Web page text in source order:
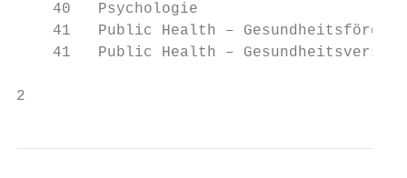
    40   Psychologie
41   Public Health –
41   Public Health –
2